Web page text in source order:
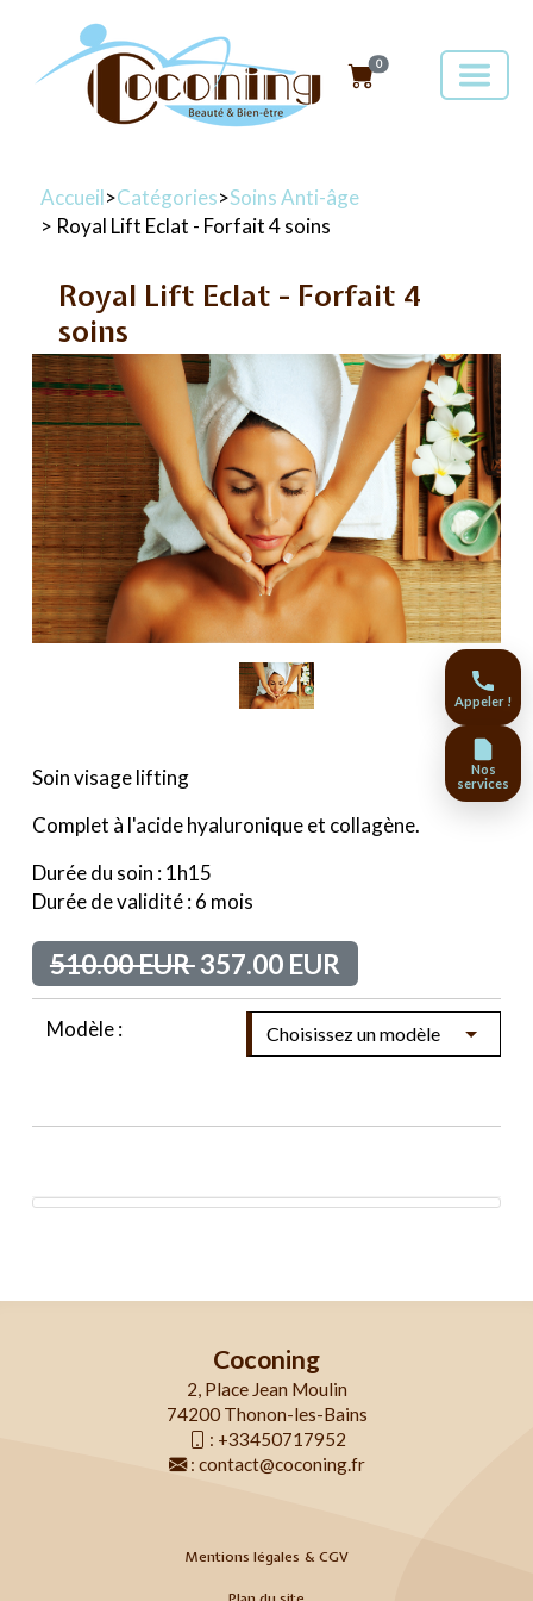
0
Accueil>Catégories>Soins Anti-âge
> Royal Lift Eclat - Forfait 4 soins
Royal Lift Eclat - Forfait 4
soins
Soin visage lifting
Complet à l'acide hyaluronique et collagène.
Durée du soin : 1h15
Durée de validité : 6 mois
510.00 EUR357.00 EUR
Modèle :
Coconing
2, Place Jean Moulin
74200 Thonon-les-Bains
: +33450717952
: contact@coconing.fr
Mentions légales & CGV
Appeler !
Nos
services